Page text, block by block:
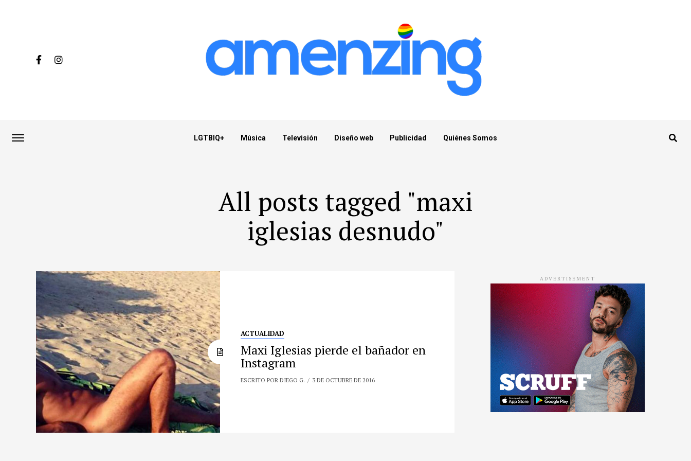
LGTBIQ+ Música Televisión Diseño web Publicidad Quiénes Somos
All posts tagged "maxi
iglesias desnudo"
ACTUALIDAD
Maxi Iglesias pierde el bañador en
Instagram
ESCRITO POR DIEGO G. 3 DE OCTUBRE DE 2016
ADVERTISEMENT